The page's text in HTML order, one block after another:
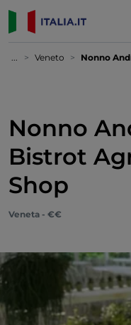
... Veneto Nonno
Nonno
Bistrot
Shop
Veneta - €€